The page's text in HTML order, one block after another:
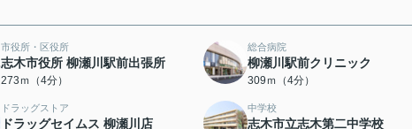
市役所・区役所
志木市役所 柳瀬川駅前出張所
273ｍ（4分）
総合病院
柳瀬川駅前クリニック
309ｍ（4分）
ドラッグストア
ドラッグセイムス 柳瀬川店
中学校
志木市立志木第二中学校